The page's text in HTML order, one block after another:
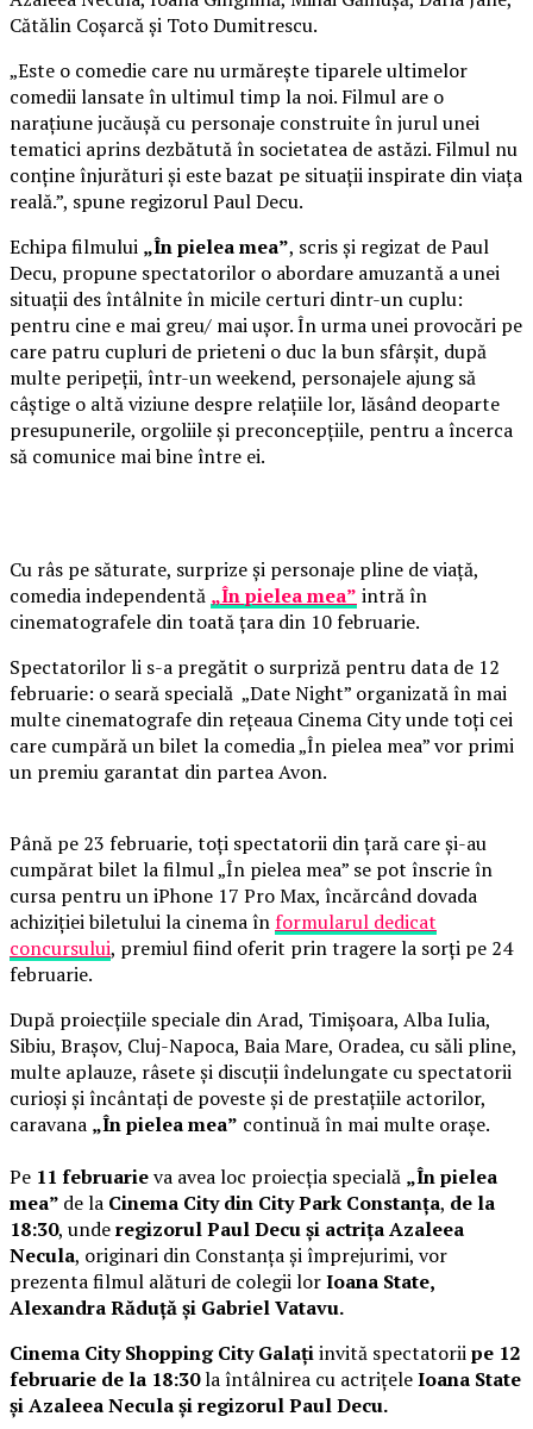
Cătălin Coșarcă și Toto Dumitrescu.
„Este o comedie care nu urmărește tiparele ultimelor
comedii lansate în ultimul timp la noi. Filmul are o
narațiune jucăușă cu personaje construite în jurul unei
tematici aprins dezbătută în societatea de astăzi. Filmul nu
conține înjurături și este bazat pe situații inspirate din viața
reală.”, spune regizorul Paul Decu.
Echipa filmului „În pielea mea”, scris și regizat de Paul
Decu, propune spectatorilor o abordare amuzantă a unei
situații des întâlnite în micile certuri dintr-un cuplu:
pentru cine e mai greu/ mai ușor. În urma unei provocări pe
care patru cupluri de prieteni o duc la bun sfârșit, după
multe peripeții, într-un weekend, personajele ajung să
câștige o altă viziune despre relațiile lor, lăsând deoparte
presupunerile, orgoliile și preconcepțiile, pentru a încerca
să comunice mai bine între ei.
Cu râs pe săturate, surprize și personaje pline de viață,
comedia independentă „În pielea mea” intră în
cinematografele din toată țara din 10 februarie.
Spectatorilor li s-a pregătit o surpriză pentru data de 12
februarie: o seară specială „Date Night” organizată în mai
multe cinematografe din rețeaua Cinema City unde toți cei
care cumpără un bilet la comedia „În pielea mea” vor primi
un premiu garantat din partea Avon.
Până pe 23 februarie, toți spectatorii din țară care și-au
cumpărat bilet la filmul „În pielea mea” se pot înscrie în
cursa pentru un iPhone 17 Pro Max, încărcând dovada
achiziției biletului la cinema înformularul dedicat
concursului, premiul fiind oferit prin tragere la sorți pe 24
februarie.
După proiecțiile speciale din Arad, Timișoara, Alba Iulia,
Sibiu, Brașov, Cluj-Napoca, Baia Mare, Oradea, cu săli pline,
multe aplauze, râsete și discuții îndelungate cu spectatorii
curioși și încântați de poveste și de prestațiile actorilor,
caravana „În pielea mea” continuă în mai multe orașe.
Pe 11 februarieva avea loc proiecția specială „În pielea
mea” de la Cinema City din City Park Constanța, de la
18:30, underegizorul Paul Decu și actrița Azaleea
Necula, originari din Constanța și împrejurimi, vor
prezenta filmul alături de colegii lorIoana State,
Alexandra Răduță și Gabriel Vatavu.
Cinema City Shopping City Galațiinvită spectatoriipe 12
februarie de la 18:30la întâlnirea cu actrițeleIoana State
și Azaleea Necula și regizorul Paul Decu.